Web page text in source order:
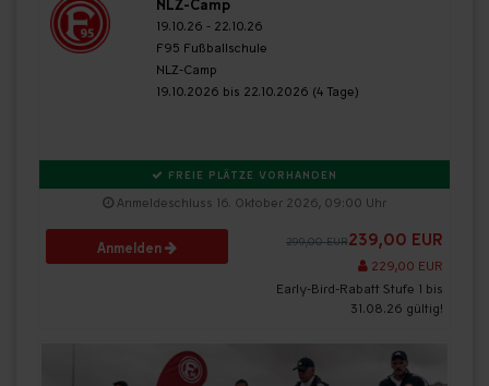
NLZ-Camp
19.10.26 - 22.10.26
F95 Fußballschule
NLZ-Camp
19.10.2026 bis 22.10.2026 (4 Tage)
FREIE PLÄTZE VORHANDEN
Anmeldeschluss 16. Oktober 2026, 09:00 Uhr
Anmelden 299,00 EUR239,00 EUR
229,00 EUR
Early-Bird-Rabatt Stufe 1 bis
31.08.26 gültig!